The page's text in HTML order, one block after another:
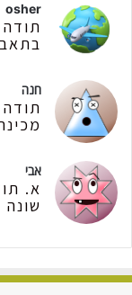
osher
חנה
אבי
א.